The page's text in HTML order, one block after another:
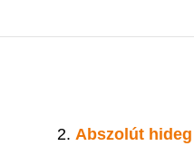
Abszolút hideg